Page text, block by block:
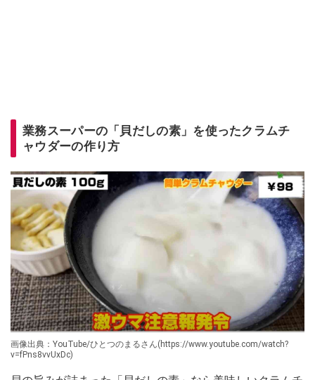
業務スーパーの「貝だしの素」を使ったクラムチ
ャウダーの作り方
画像出典：YouTube/ひとつのまるさん(https://www.youtube.com/watch?
v=fPns8vvUxDc)